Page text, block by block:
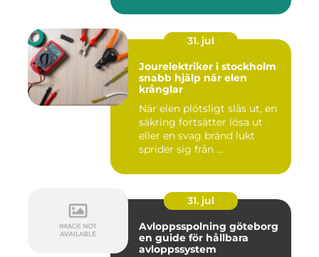
31. jul
Jourelektriker i stockholm
snabb hjälp när elen
krånglar
När elen plötsligt slås ut, en
säkring fortsätter lösa ut
eller en svag bränd lukt
sprider sig från ...
31. jul
Avloppsspolning göteborg
en guide för hållbara
avloppssystem